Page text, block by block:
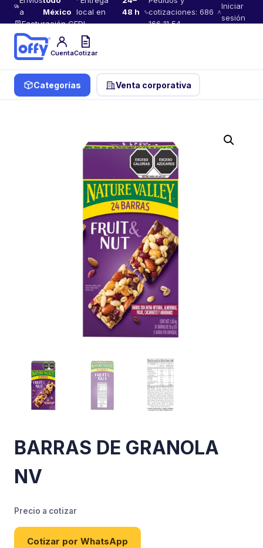
a
México local en
48 h
Facturación CFDI
cotizaciones: 686
166 11 54
Iniciar
sesión
CuentaCotizar
Categorías Venta corporativa
BARRAS DE GRANOLA
NV
Precio a cotizar
Cotizar por WhatsApp